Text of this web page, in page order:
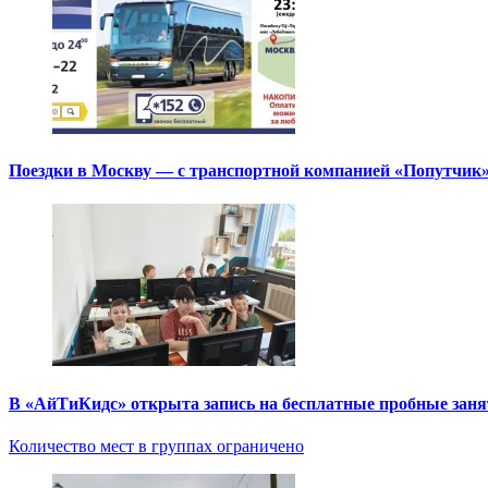
Поездки в Москву — с транспортной компанией «Попутчик»
В «АйТиКидс» открыта запись на бесплатные пробные
Количество мест в группах ограничено